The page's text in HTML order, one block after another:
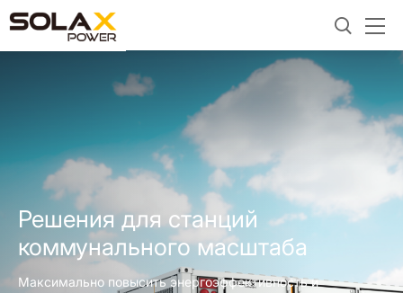
Решения для станций
коммунального масштаба
Максимально повысить энергоэффективность и